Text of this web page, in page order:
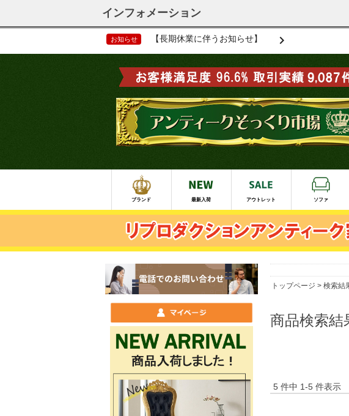
トップページ > 検索結
商品検索結
5 件中 1-5 件表示